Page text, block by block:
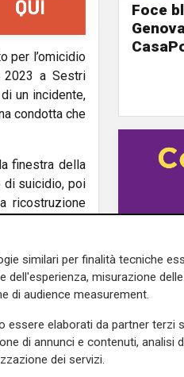
per l’omicidio
2023 a Sestri
un incidente,
condotta che
finestra della
di suicidio, poi
ricostruzione
la versione
delle analisi
segno che la
lesioni alla
suggerendo
sul quale
usato per
Foce
similari per finalità tecniche
dell'esperienza, misurazione
di audience measurement.
essere elaborati da partner terzi
di annunci e contenuti, analisi
dei servizi.